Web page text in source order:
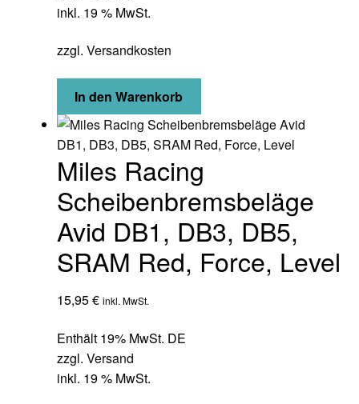
inkl. 19 % MwSt.
zzgl. Versandkosten
In den Warenkorb
Miles Racing
Scheibenbremsbeläge
Avid DB1, DB3, DB5,
SRAM Red, Force, Level
15,95€ inkl. MwSt.
Enthält 19% MwSt. DE
zzgl. Versand
inkl. 19 % MwSt.